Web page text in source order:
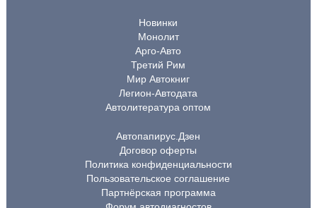
Новинки
Монолит
Арго-Авто
Третий Рим
Мир Автокниг
Легион-Автодата
Автолитература оптом
Автопапирус.Дзен
Договор оферты
Политика конфиденциальности
Пользовательское соглашение
Партнёрская программа